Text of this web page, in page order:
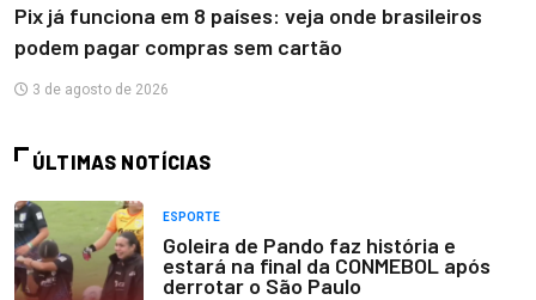
Pix já funciona em 8 países: veja onde brasileiros
podem pagar compras sem cartão
3 de agosto de 2026
ÚLTIMAS NOTÍCIAS
ESPORTE
Goleira de Pando faz história e
estará na final da CONMEBOL após
derrotar o São Paulo